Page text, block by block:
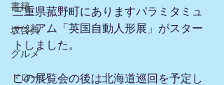
書籍
坂啓典
グルメ
ドローン
三重県菰野町にありますパラミタミュ
ージアム「英国自動人形展」がスター
トしました。
この展覧会の後は北海道巡回を予定し